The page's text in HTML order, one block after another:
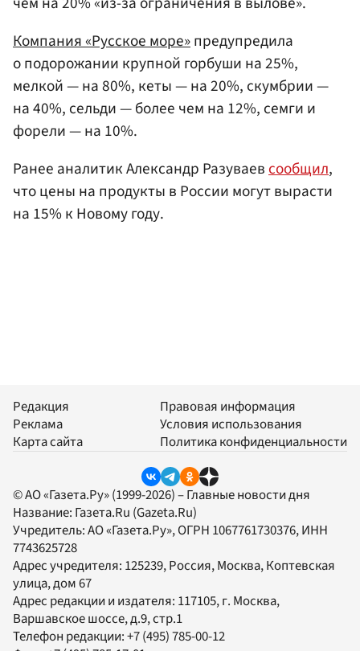
Компания «Русское море»предупредила
о подорожании крупной горбуши на 25%,
мелкой — на 80%, кеты — на 20%, скумбрии —
на 40%, сельди — более чем на 12%, семги и
форели — на 10%.
Ранее аналитик Александр Разуваевсообщил,
что цены на продукты в России могут вырасти
на 15% к Новому году.
Редакция
Реклама
Карта сайта
Правовая информация
Условия использования
Политика конфиденциальности
© АО «Газета.Ру» (1999-2026) – Главные новости дня
Название: Газета.Ru (Gazeta.Ru)
Учредитель:АО «Газета.Ру», ОГРН 1067761730376, ИНН
7743625728
Адрес учредителя: 125239, Россия, Москва, Коптевская
улица, дом 67
Адрес редакции и издателя: 117105, г. Москва,
Варшавское шоссе, д.9, стр.1
Телефон редакции:+7 (495) 785-00-12